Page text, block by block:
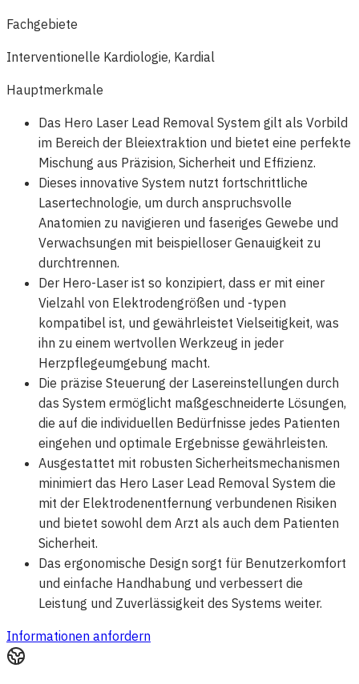
Fachgebiete
Interventionelle Kardiologie, Kardial
Hauptmerkmale
Das Hero Laser Lead Removal System gilt als Vorbild
im Bereich der Bleiextraktion und bietet eine perfekte
Mischung aus Präzision, Sicherheit und Effizienz.
Dieses innovative System nutzt fortschrittliche
Lasertechnologie, um durch anspruchsvolle
Anatomien zu navigieren und faseriges Gewebe und
Verwachsungen mit beispielloser Genauigkeit zu
durchtrennen.
Der Hero-Laser ist so konzipiert, dass er mit einer
Vielzahl von Elektrodengrößen und -typen
kompatibel ist, und gewährleistet Vielseitigkeit, was
ihn zu einem wertvollen Werkzeug in jeder
Herzpflegeumgebung macht.
Die präzise Steuerung der Lasereinstellungen durch
das System ermöglicht maßgeschneiderte Lösungen,
die auf die individuellen Bedürfnisse jedes Patienten
eingehen und optimale Ergebnisse gewährleisten.
Ausgestattet mit robusten Sicherheitsmechanismen
minimiert das Hero Laser Lead Removal System die
mit der Elektrodenentfernung verbundenen Risiken
und bietet sowohl dem Arzt als auch dem Patienten
Sicherheit.
Das ergonomische Design sorgt für Benutzerkomfort
und einfache Handhabung und verbessert die
Leistung und Zuverlässigkeit des Systems weiter.
Informationen anfordern